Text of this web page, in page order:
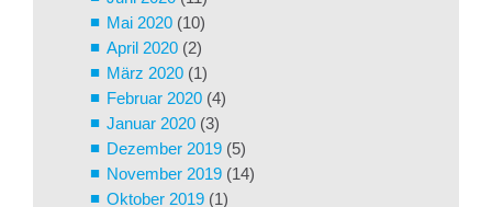
Mai 2020 (10)
April 2020 (2)
März 2020 (1)
Februar 2020 (4)
Januar 2020 (3)
Dezember 2019 (5)
November 2019 (14)
Oktober 2019 (1)